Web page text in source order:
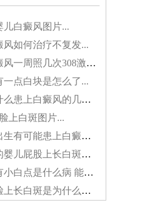
儿白癜风图片...
风如何治疗不复发...
青少年白癜风一周照几次308激光好...
一点白块是怎么了...
高中生为什么患上白癜风的几率越来越大...
上白斑图片...
孩子刚刚出生有可能患上白癜风吗...
四个多月的婴儿屁股上长白斑怎么办...
婴儿脸上有小白点是什么病 能照光吗...
35天宝宝脸上长白斑是为什么该怎么办...